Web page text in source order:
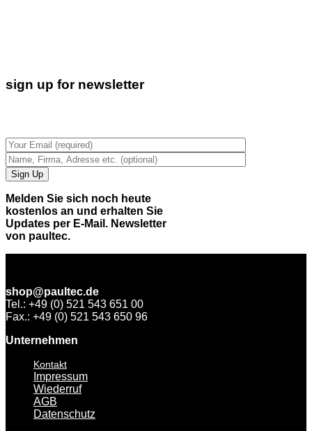
sign up for newsletter
Melden Sie sich noch heute
kostenlos an und erhalten Sie
Updates per E-Mail. Newsletter
von paultec.
shop@paultec.de
Tel.: +49 (0) 521 543 651 00
Fax.: +49 (0) 521 543 650 96
Unternehmen
Kontakt
Impressum
Wiederruf
AGB
Datenschutz